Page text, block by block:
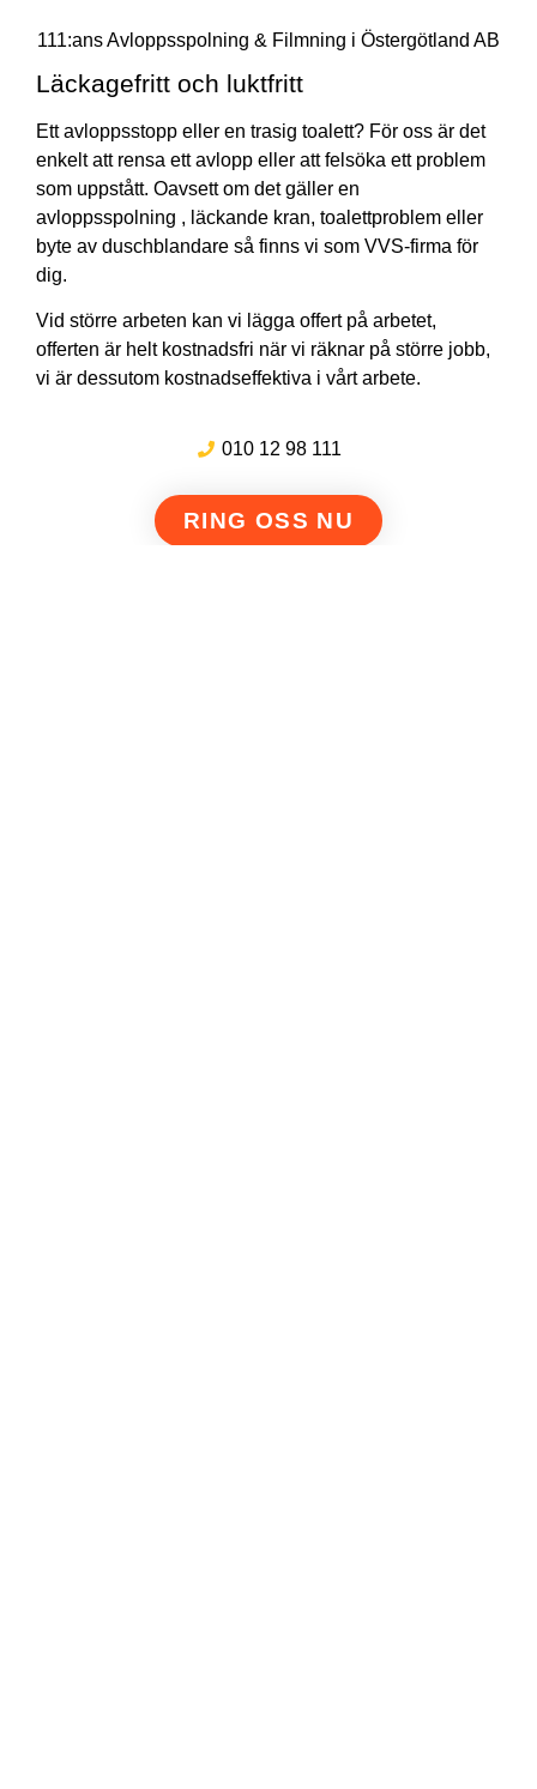
111:ans Avloppsspolning & Filmning i Östergötland AB
Läckagefritt och luktfritt
Ett avloppsstopp eller en trasig toalett? För oss är det
enkelt att rensa ett avlopp eller att felsöka ett problem
som uppstått. Oavsett om det gäller en
avloppsspolning , läckande kran, toalettproblem eller
byte av duschblandare så finns vi som VVS-firma för
dig.
Vid större arbeten kan vi lägga offert på arbetet,
offerten är helt kostnadsfri när vi räknar på större jobb,
vi är dessutom kostnadseffektiva i vårt arbete.
010 12 98 111
RING OSS NU